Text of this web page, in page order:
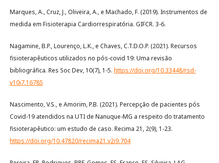
Marques, A., Cruz, J., Oliveira, A., e Machado, F. (2019). Instrumentos de
medida em Fisioterapia Cardiorrespiratória. GIFCR. 3-6.
Nagamine, B.P., Lourenço, L.K., e Chaves, C.T.D.O.P. (2021). Recursos
fisioterapêuticos utilizados no pós-covid 19: Uma revisão
bibliográfica. Res Soc Dev, 10(7), 1-5. https://doi.org/10.33448/rsd-
v10i7.16785
Nascimento, V.S., e Amorim, P.B. (2021). Percepção de pacientes pós
Covid-19 atendidos na UTI de Nanuque-MG a respeito do tratamento
fisioterapêutico: um estudo de caso. Recima 21, 2(9), 1-23.
https://doi.org/10.47820/recima21.v2i9.704